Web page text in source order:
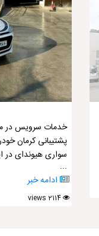
خدمات سرویس در
پشتیبانی کرمان
سواری هیوندای در
...
ادامه خبر